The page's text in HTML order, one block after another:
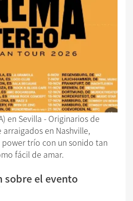
en Sevilla - Originarios de
en Nashville,
power trío con un sonido tan
fácil de amar.
sobre el evento